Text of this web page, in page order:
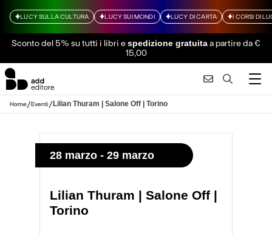
LUCY SULLA CULTURA LUCY SUI MONDI LUCY DI CARTA I CORSI DI
Sconto del 5% su tutti i libri espedizione gratuitaa partire da €
15,00
Home/Eventi/Lilian Thuram | Salone Off | Torino
28 marzo - 29 marzo
Lilian Thuram | Salone Off |
Torino